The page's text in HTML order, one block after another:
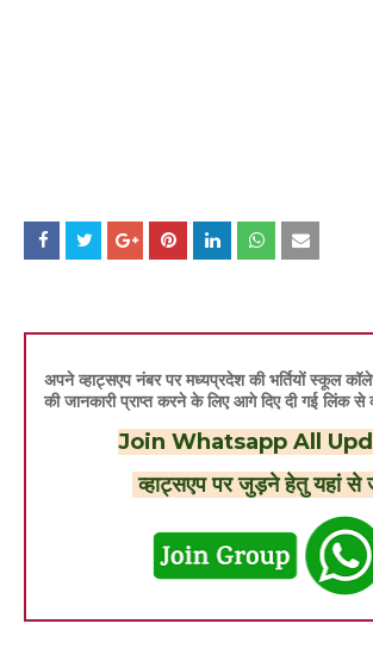
अपने व्हाट्सएप नंबर पर मध्यप्रदेश की भर्तियों स्कूल
की जानकारी प्राप्त करने के लिए आगे दिए दी गई लिंक
Join Whatsapp All
व्हाट्सएप पर जुड़ने हेतु यहां